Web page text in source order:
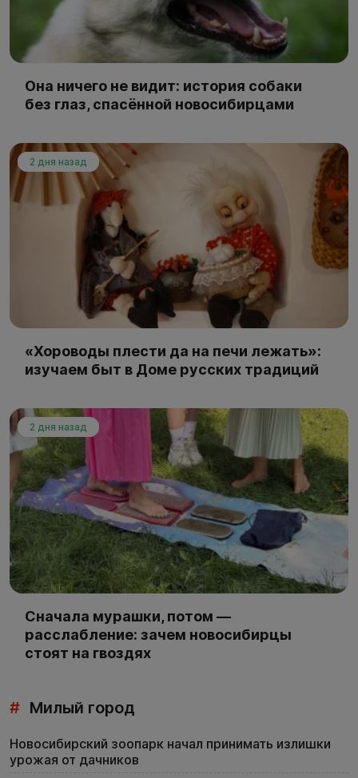
Она ничего не видит: история собаки
без глаз, спасённой новосибирцами
2 дня назад
«Хороводы плести да на печи лежать»:
изучаем быт в Доме русских традиций
2 дня назад
Сначала мурашки, потом —
расслабление: зачем новосибирцы
стоят на гвоздях
# Милый город
Новосибирский зоопарк начал принимать излишки
урожая от дачников